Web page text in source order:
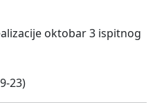
oktobar 3 ispitnog
23)